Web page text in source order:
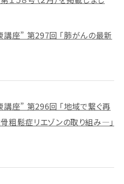
講座” 第297回 「肺がんの最新
講座” 第296回 「地域で繋ぐ再
粗鬆症リエゾンの取り組み―」